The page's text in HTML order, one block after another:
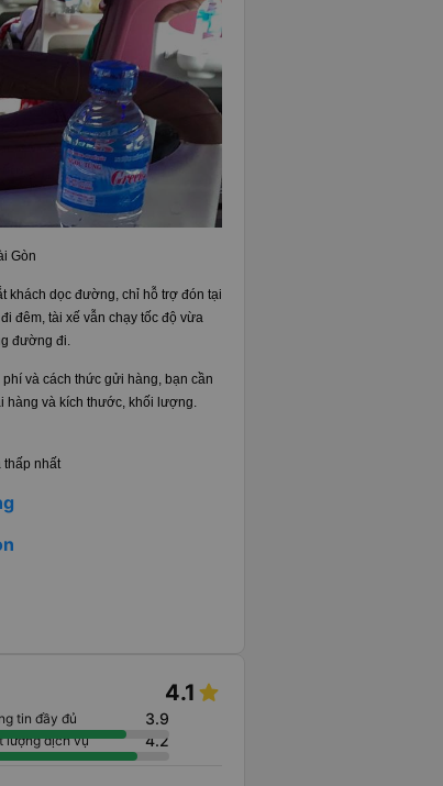
Gòn
khách dọc đường, chỉ hỗ trợ đón tại
đêm, tài xế vẫn chạy tốc độ vừa
đường đi.
và cách thức gửi hàng, bạn cần
hàng và kích thước, khối lượng.
thấp nhất
4.1
tin đầy đủ 3.9
lượng dịch vụ 4.2